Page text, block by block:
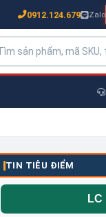
0912.124.679 Zalo
TIN TIÊU ĐIỂM